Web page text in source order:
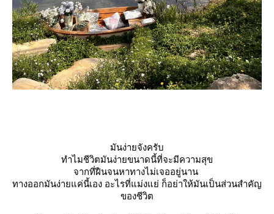
มันง่ายจังครับ
ทำไมชีวิตมันง่ายขนาดนี้ที่จะมีความสุข
จากที่ฝืนจนหาทางไม่เจออยู่นาน
ทางออกมันง่ายแค่นี้เอง อะไรที่แม่งแย่ ก็อย่าให้มันเป็นส่วนสำคัญ
ของชีวิต